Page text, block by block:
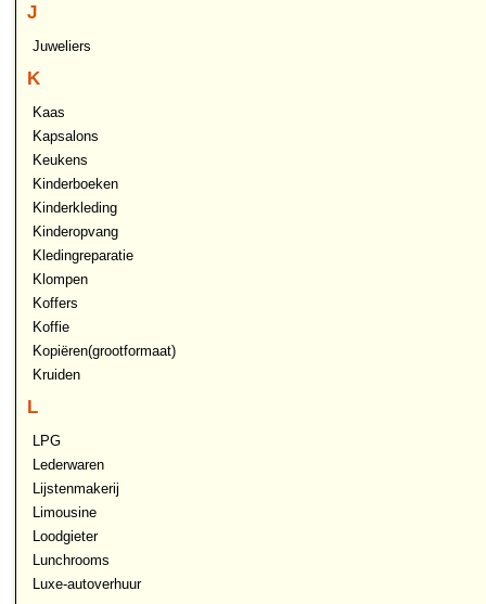
J
Juweliers
K
Kaas
Kapsalons
Keukens
Kinderboeken
Kinderkleding
Kinderopvang
Kledingreparatie
Klompen
Koffers
Koffie
Kopiëren(grootformaat)
Kruiden
L
LPG
Lederwaren
Lijstenmakerij
Limousine
Loodgieter
Lunchrooms
Luxe-autoverhuur